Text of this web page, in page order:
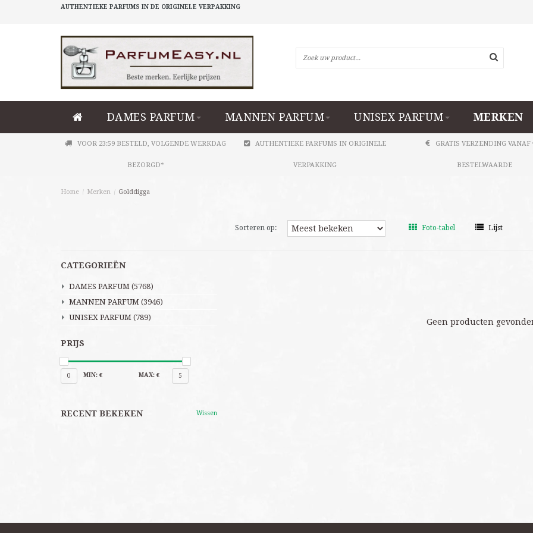
AUTHENTIEKE PARFUMS IN DE ORIGINELE VERPAKKING
DAMES PARFUM MANNEN PARFUM UNISEX PARFUM MERKEN
VOOR 23:59 BESTELD, VOLGENDE WERKDAG
BEZORGD*
AUTHENTIEKE PARFUMS IN ORIGINELE
VERPAKKING
GRATIS VERZENDING VANAF
BESTELWAARDE
Home / Merken / Golddigga
Sorteren op: Foto-tabel Lijst
CATEGORIEËN
DAMES PARFUM (5768)
MANNEN PARFUM (3946)
UNISEX PARFUM (789)
PRIJS
0 MIN: € MAX: € 5
RECENT BEKEKEN Wissen
Geen producten